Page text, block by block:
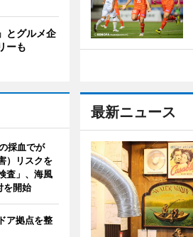
最新ニュース
とグルメ企
ーも
採血でが
）リスクを
査」、海風
を開始
ア拠点を整